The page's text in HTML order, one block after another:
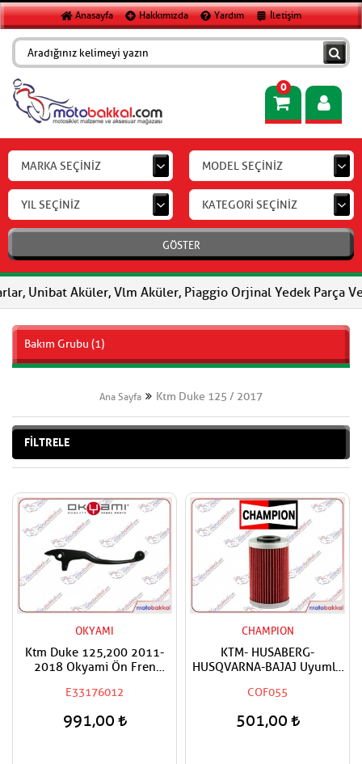
Anasayfa Hakkımızda Yardım İletişim
0
MARKA SEÇİNİZ MODEL SEÇİNİZ
YIL SEÇİNİZ KATEGORİ SEÇİNİZ
GÖSTER
Unibat Aküler, Vlm Aküler, Piaggio Orjinal Yedek Parça Ve
Bakım Grubu (1)
Ana Sayfa Ktm Duke 125 / 2017
FİLTRELE
OKYAMI
Ktm Duke 125,200 2011-
2018 Okyami Ön Fren
E33176012
991,00
CHAMPION
KTM- HUSABERG-
HUSQVARNA-BAJAJ Uyumlu
COF055
501,00